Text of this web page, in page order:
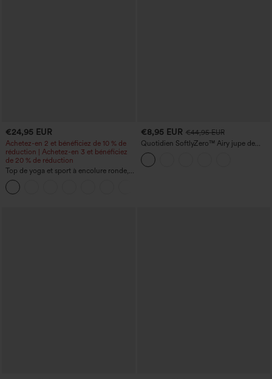
€24,95 EUR
Achetez-en 2 et bénéficiez de 10 % de
réduction | Achetez-en 3 et bénéficiez
de 20 % de réduction
Top de yoga et sport à encolure ronde,
manches courtes, à fronces, effet
rafraîchissant au toucher - UPF50+
€8,95 EUR €44,95 EUR
Quotidien SoftlyZero™ Airy jupe de
tennis mini croisée 2-en-1 avec poche
latérale InstantCool - Lucid